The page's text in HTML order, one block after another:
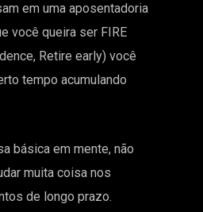
em uma aposentadoria
você queira ser FIRE
Retire early) você
tempo acumulando
básica em mente, não
muita coisa nos
de longo prazo.